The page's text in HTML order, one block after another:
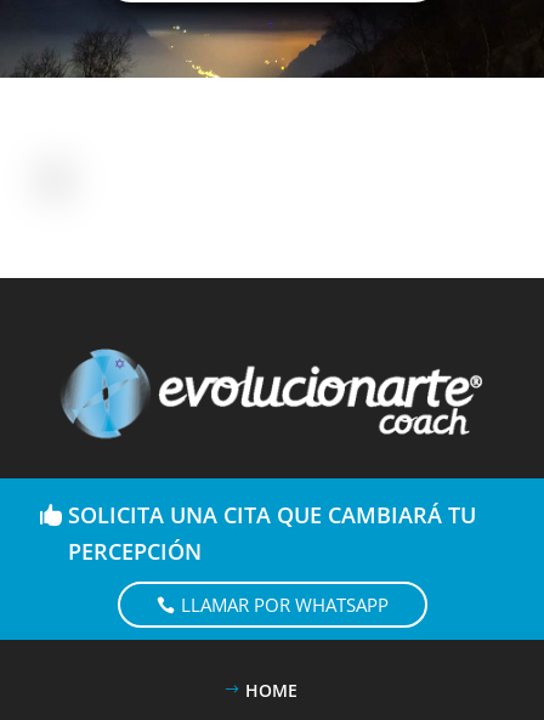
SOLICITA UNA CITA QUE CAMBIARÁ TU
PERCEPCIÓN
LLAMAR POR WHATSAPP
HOME